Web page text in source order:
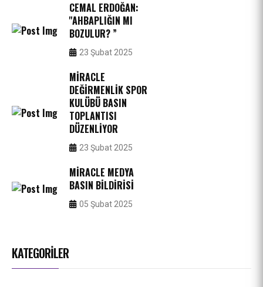
CEMAL ERDOĞAN:
''AHBAPLIĞIN MI
BOZULUR? ”
23 Şubat 2025
MIRACLE
DEĞIRMENLIK SPOR
KULÜBÜ BASIN
TOPLANTISI
DÜZENLIYOR
23 Şubat 2025
MIRACLE MEDYA
BASIN BILDIRISI
05 Şubat 2025
KATEGORİLER